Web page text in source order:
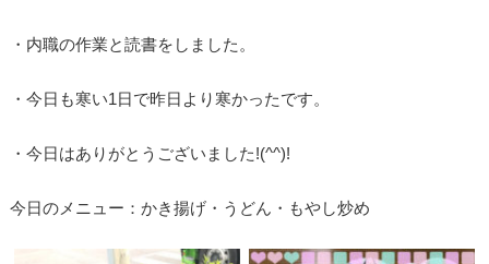
・内職の作業と読書をしました。
・今日も寒い1日で昨日より寒かったです。
・今日はありがとうございました!(^^)!
今日のメニュー：かき揚げ・うどん・もやし炒め